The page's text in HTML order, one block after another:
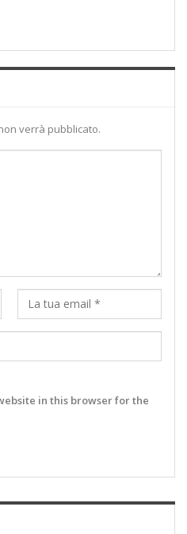
verrà pubblicato.
in this browser for the